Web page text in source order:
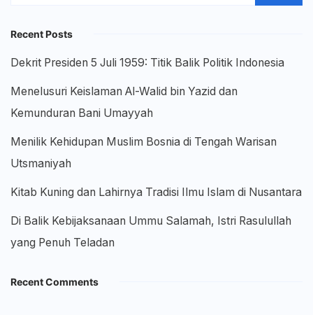
Recent Posts
Dekrit Presiden 5 Juli 1959: Titik Balik Politik Indonesia
Menelusuri Keislaman Al-Walid bin Yazid dan
Kemunduran Bani Umayyah
Menilik Kehidupan Muslim Bosnia di Tengah Warisan
Utsmaniyah
Kitab Kuning dan Lahirnya Tradisi Ilmu Islam di Nusantara
Di Balik Kebijaksanaan Ummu Salamah, Istri Rasulullah
yang Penuh Teladan
Recent Comments